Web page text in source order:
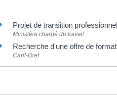
Projet de transition
Ministère chargé du travail
Recherche d'une offre de
Carif-Oref